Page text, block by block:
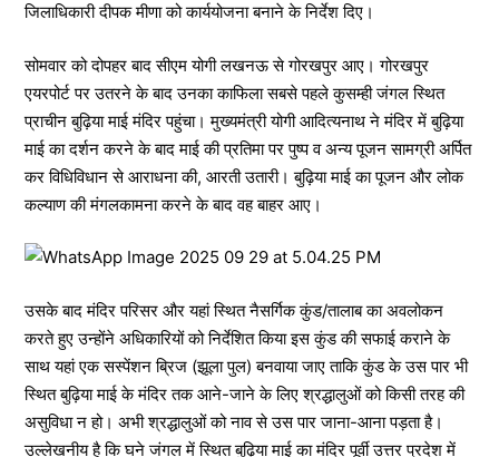
जिलाधिकारी दीपक मीणा को कार्ययोजना बनाने के निर्देश दिए।
सोमवार को दोपहर बाद सीएम योगी लखनऊ से गोरखपुर आए। गोरखपुर
एयरपोर्ट पर उतरने के बाद उनका काफिला सबसे पहले कुसम्ही जंगल स्थित
प्राचीन बुढ़िया माई मंदिर पहुंचा। मुख्यमंत्री योगी आदित्यनाथ ने मंदिर में बुढ़िया
माई का दर्शन करने के बाद माई की प्रतिमा पर पुष्प व अन्य पूजन सामग्री अर्पित
कर विधिविधान से आराधना की, आरती उतारी। बुढ़िया माई का पूजन और लोक
कल्याण की मंगलकामना करने के बाद वह बाहर आए।
उसके बाद मंदिर परिसर और यहां स्थित नैसर्गिक कुंड/तालाब का अवलोकन
करते हुए उन्होंने अधिकारियों को निर्देशित किया इस कुंड की सफाई कराने के
साथ यहां एक सस्पेंशन ब्रिज (झूला पुल) बनवाया जाए ताकि कुंड के उस पार भी
स्थित बुढ़िया माई के मंदिर तक आने-जाने के लिए श्रद्धालुओं को किसी तरह की
असुविधा न हो। अभी श्रद्धालुओं को नाव से उस पार जाना-आना पड़ता है।
उल्लेखनीय है कि घने जंगल में स्थित बुढ़िया माई का मंदिर पूर्वी उत्तर प्रदेश में